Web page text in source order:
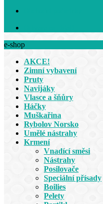
e-shop
AKCE!
Zimní vybavení
Pruty
Navijáky
Vlasce a šňůry
Háčky
Muškařina
Rybolov Norsko
Umělé nástrahy
Krmení
Vnadící směsi
Nástrahy
Posilovače
Speciální přísady
Boilies
Pelety